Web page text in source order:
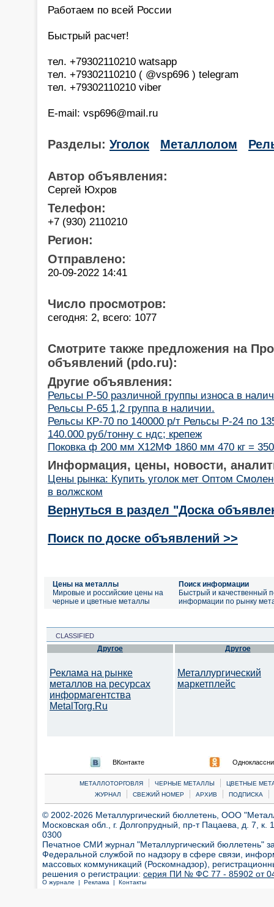
Работаем по всей России
Быстрый расчет!
тел. +79302110210 watsapp
тел. +79302110210 ( @vsp696 ) telegram
тел. +79302110210 viber
E-mail: vsp696@mail.ru
Разделы: Уголок Металлолом
Автор объявления:
Сергей Юхров
Телефон:
+7 (930) 2110210
Регион:
Отправлено:
20-09-2022 14:41
Число просмотров:
сегодня: 2, всего: 1077
Смотрите также предложения на
объявлений (pdo.ru):
Другие объявления:
Рельсы Р-50 различной группы износа в
Рельсы Р-65 1,2 группа в наличии.
Рельсы КР-70 по 140000 р/т Рельсы Р-24 по
140.000 руб/тонну с ндс; крепеж
Поковка ф 200 мм Х12МФ 1860 мм 470 кг = 350
Информация, цены, новости,
Цены рынка: Купить уголок мет Оптом
в волжском
Вернуться в раздел "Доска
Поиск по доске объявлений >>
Цены на металлы
Мировые и российские цены на
черные и цветные металлы
Поиск информации
Быстрый и качественный
информации по рынку
CLASSIFIED
Другое
Реклама на рынке
металлов на ресурсах
информагентства
MetalTorg.Ru
Другое
Металлургический
маркетплейс
ВКонтакте
МЕТАЛЛОТОРГОВЛЯ | ЧЕРНЫЕ МЕТАЛЛЫ |
ЦВЕТНЫЕ
ЖУРНАЛ
| СВЕЖИЙ НОМЕР | АРХИВ | ПОДПИСКА |
© 2002-2026 Металлургический бюллетень, ООО
Московская обл., г. Долгопрудный, пр-т Пацаева, д. 7,
0300
Печатное СМИ журнал "Металлургический бюллетень"
Федеральной службой по надзору в сфере связи,
массовых коммуникаций (Роскомнадзор),
решения о регистрации: серия ПИ № ФС 77 - 85902 от 04
О журнале | Реклама | Контакты